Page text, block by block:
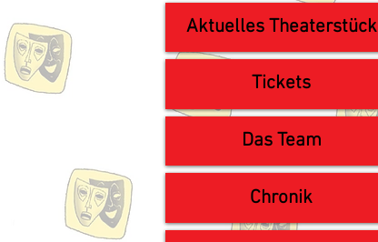
Aktuelles Theaterstück
Tickets
Das Team
Chronik